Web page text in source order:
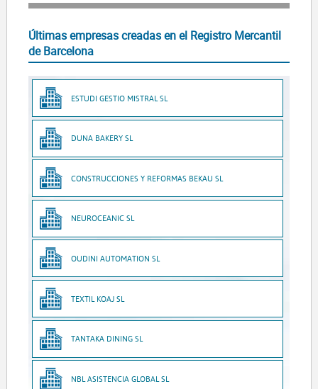
Últimas empresas creadas en el Registro Mercantil
de Barcelona
ESTUDI GESTIO MISTRAL SL
DUNA BAKERY SL
CONSTRUCCIONES Y REFORMAS BEKAU SL
NEUROCEANIC SL
OUDINI AUTOMATION SL
TEXTIL KOAJ SL
TANTAKA DINING SL
NBL ASISTENCIA GLOBAL SL